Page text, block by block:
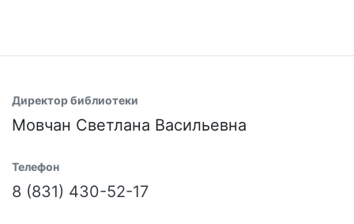
Директор библиотеки
Мовчан Светлана Васильевна
Телефон
8 (831) 430-52-17